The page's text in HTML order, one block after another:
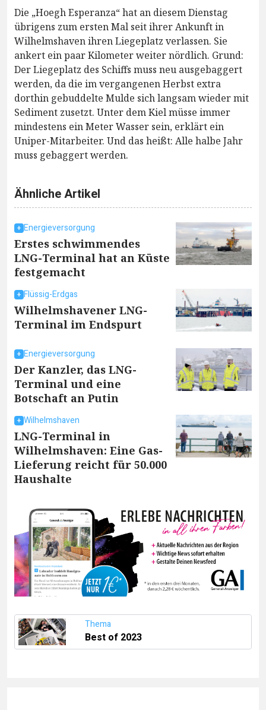
Die „Hoegh Esperanza“ hat an diesem Dienstag
übrigens zum ersten Mal seit ihrer Ankunft in
Wilhelmshaven ihren Liegeplatz verlassen. Sie
ankert ein paar Kilometer weiter nördlich. Grund:
Der Liegeplatz des Schiffs muss neu ausgebaggert
werden, da die im vergangenen Herbst extra
dorthin gebuddelte Mulde sich langsam wieder mit
Sediment zusetzt. Unter dem Kiel müsse immer
mindestens ein Meter Wasser sein, erklärt ein
Uniper-Mitarbeiter. Und das heißt: Alle halbe Jahr
muss gebaggert werden.
Ähnliche Artikel
Energieversorgung
Erstes schwimmendes
LNG-Terminal hat an Küste
festgemacht
Flüssig-Erdgas
Wilhelmshavener LNG-
Terminal im Endspurt
Energieversorgung
Der Kanzler, das LNG-
Terminal und eine
Botschaft an Putin
Wilhelmshaven
LNG-Terminal in
Wilhelmshaven: Eine Gas-
Lieferung reicht für 50.000
Haushalte
Thema
Best of 2023